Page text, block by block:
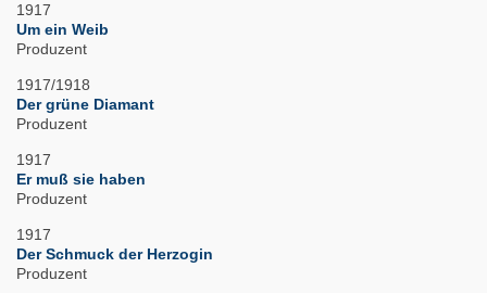
1917
Um ein Weib
Produzent
1917/1918
Der grüne Diamant
Produzent
1917
Er muß sie haben
Produzent
1917
Der Schmuck der Herzogin
Produzent